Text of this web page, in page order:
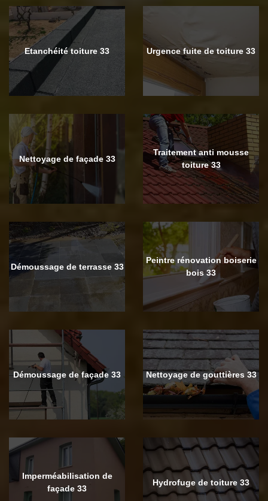
Etanchéité toiture 33 Urgence fuite de toiture 33
Nettoyage de façade 33
Traitement anti mousse
toiture 33
Démoussage de terrasse 33
Peintre rénovation boiserie
bois 33
Démoussage de façade 33 Nettoyage de gouttières 33
Imperméabilisation de
façade 33
Hydrofuge de toiture 33